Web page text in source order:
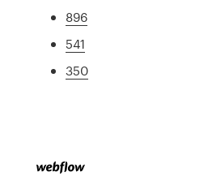
896
541
350